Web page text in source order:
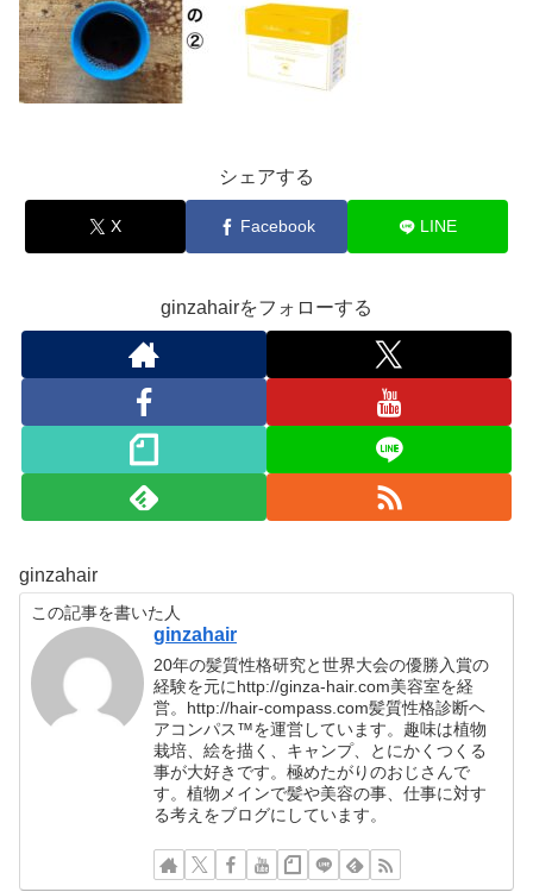
シェアする
X Facebook LINE
ginzahairをフォローする
ginzahair
この記事を書いた人
ginzahair
20年の髪質性格研究と世界大会の優勝入賞の
経験を元にhttp://ginza-hair.com美容室を経
営。http://hair-compass.com髪質性格診断ヘ
アコンパス™︎を運営しています。趣味は植物
栽培、絵を描く、キャンプ、とにかくつくる
事が大好きです。極めたがりのおじさんで
す。植物メインで髪や美容の事、仕事に対す
る考えをブログにしています。